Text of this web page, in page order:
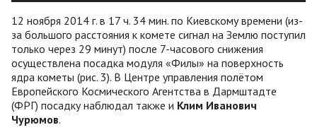
12 ноября 2014 г. в 17 ч. 34 мин. по Киевскому времени (из-
за большого расстояния к комете сигнал на Землю поступил
только через 29 минут) после 7-часового снижения
осуществлена посадка модуля «Филы» на поверхность
ядра кометы (рис. 3). В Центре управления полётом
Европейского Космического Агентства в Дармштадте
(ФРГ) посадку наблюдал также и Клим Иванович
Чурюмов.